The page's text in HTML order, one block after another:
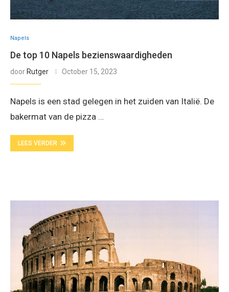
Napels
De top 10 Napels bezienswaardigheden
door Rutger October 15, 2023
Napels is een stad gelegen in het zuiden van Italië. De
bakermat van de pizza …
LEES VERDER